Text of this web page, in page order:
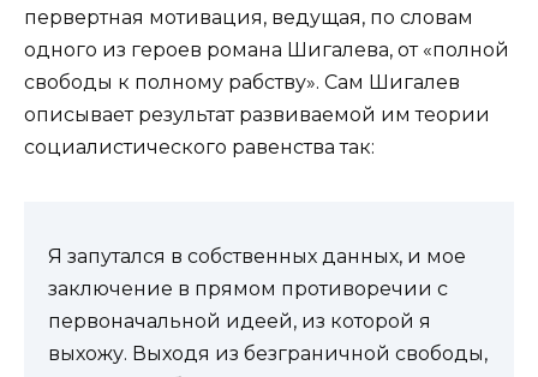
первертная мотивация, ведущая, по словам
одного из героев романа Шигалева, от «полной
свободы к полному рабству». Сам Шигалев
описывает результат развиваемой им теории
социалистического равенства так:
Я запутался в собственных данных, и мое
заключение в прямом противоречии с
первоначальной идеей, из которой я
выхожу. Выходя из безграничной свободы,